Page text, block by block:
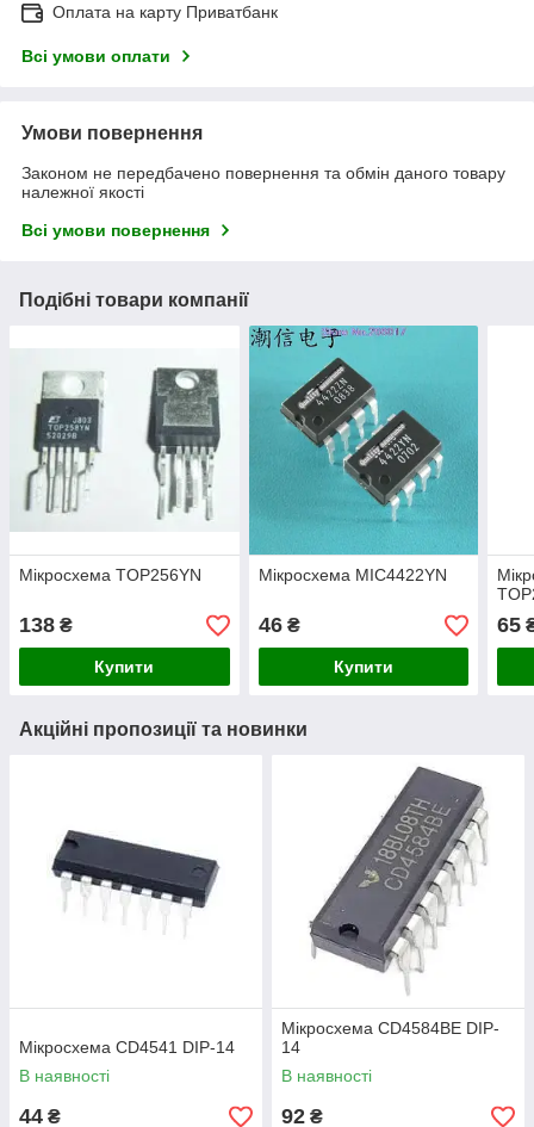
Оплата на карту Приватбанк
Всі умови оплати
Умови повернення
Законом не передбачено повернення та обмін даного товару
належної якості
Всі умови повернення
Подібні товари компанії
Мікросхема TOP256YN
138 ₴
Купити
Мікросхема MIC4422YN
46₴
Купити
65
Акційні пропозиції та новинки
Мікросхема СD4541 DIP-14
В наявності
44 ₴
Мікросхема CD4584BE DIP-
14
В наявності
92 ₴